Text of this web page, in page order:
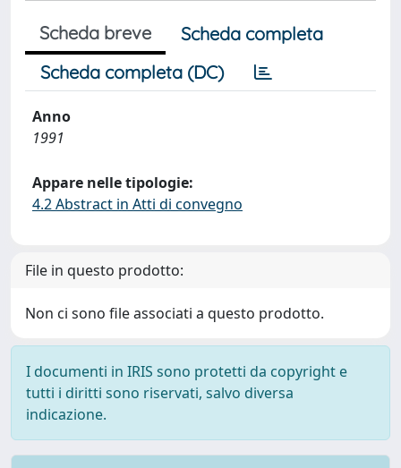
Scheda breve
Scheda completa
Scheda completa (DC)
Anno
1991
Appare nelle tipologie:
4.2 Abstract in Atti di convegno
File in questo prodotto:
Non ci sono file associati a questo prodotto.
I documenti in IRIS sono protetti da copyright e
tutti i diritti sono riservati, salvo diversa
indicazione.